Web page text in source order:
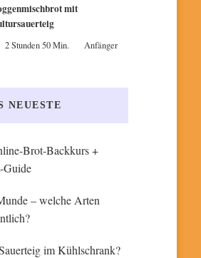
mit
2 Stunden 50 Min. Anfänger
NEUESTE
Brot-Backkurs +
Guide
– welche Arten
im Kühlschrank?